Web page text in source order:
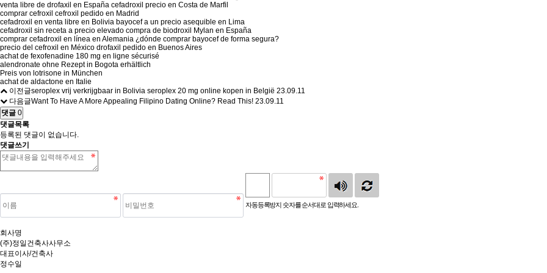
venta libre de drofaxil en España cefadroxil precio en Costa de Marfil
comprar cefroxil cefroxil pedido en Madrid
cefadroxil en venta libre en Bolivia bayocef a un precio asequible en Lima
cefadroxil sin receta a precio elevado compra de biodroxil Mylan en España
comprar cefadroxil en línea en Alemania ¿dónde comprar bayocef de forma segura?
precio del cefroxil en México drofaxil pedido en Buenos Aires
achat de fexofenadine 180 mg en ligne sécurisé
alendronate ohne Rezept in Bogota erhältlich
Preis von lotrisone in München
achat de aldactone en Italie
이전글seroplex vrij verkrijgbaar in Bolivia seroplex 20 mg online kopen in België 23.09.11
다음글Want To Have A More Appealing Filipino Dating Online? Read This! 23.09.11
댓글 0
댓글목록
등록된 댓글이 없습니다.
댓글쓰기
자동등록방지 숫자를 순서대로 입력하세요.
회사명
(주)정일건축사사무소
대표이사/건축사
정수일